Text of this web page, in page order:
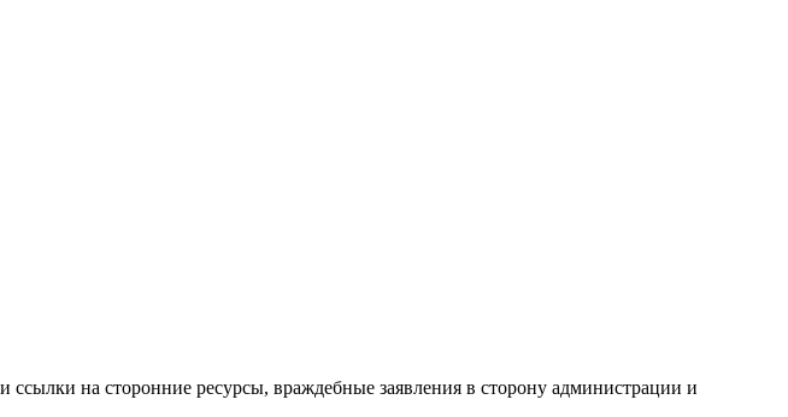
на сторонние ресурсы, враждебные заявления в сторону администрации и